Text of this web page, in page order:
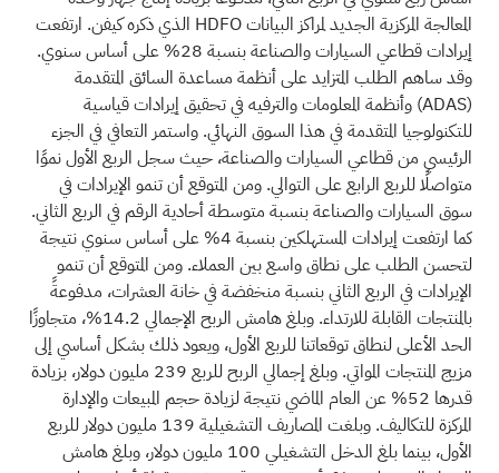
المعالجة المركزية الجديد لمراكز البيانات HDFO الذي ذكره كيفن. ارتفعت
إيرادات قطاعي السيارات والصناعة بنسبة 28% على أساس سنوي.
وقد ساهم الطلب المتزايد على أنظمة مساعدة السائق المتقدمة
(ADAS) وأنظمة المعلومات والترفيه في تحقيق إيرادات قياسية
للتكنولوجيا المتقدمة في هذا السوق النهائي. واستمر التعافي في الجزء
الرئيسي من قطاعي السيارات والصناعة، حيث سجل الربع الأول نموًا
متواصلًا للربع الرابع على التوالي. ومن المتوقع أن تنمو الإيرادات في
سوق السيارات والصناعة بنسبة متوسطة أحادية الرقم في الربع الثاني.
كما ارتفعت إيرادات المستهلكين بنسبة 4% على أساس سنوي نتيجة
لتحسن الطلب على نطاق واسع بين العملاء. ومن المتوقع أن تنمو
الإيرادات في الربع الثاني بنسبة منخفضة في خانة العشرات، مدفوعةً
بالمنتجات القابلة للارتداء. وبلغ هامش الربح الإجمالي 14.2%، متجاوزًا
الحد الأعلى لنطاق توقعاتنا للربع الأول، ويعود ذلك بشكل أساسي إلى
مزيج المنتجات المواتي. وبلغ إجمالي الربح للربع 239 مليون دولار، بزيادة
قدرها 52% عن العام الماضي نتيجة لزيادة حجم المبيعات والإدارة
المركزة للتكاليف. وبلغت المصاريف التشغيلية 139 مليون دولار للربع
الأول، بينما بلغ الدخل التشغيلي 100 مليون دولار، وبلغ هامش